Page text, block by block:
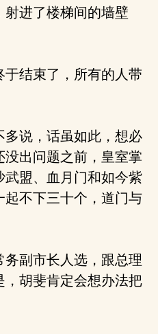
射进了楼梯间的墙壁
结束了，所有的人带
说，话虽如此，想必
出问题之前，皇室掌
盟、血月门和如今紫
不下三十个，道门与
副市长人选，跟总理
，胡斐肯定会想办法把